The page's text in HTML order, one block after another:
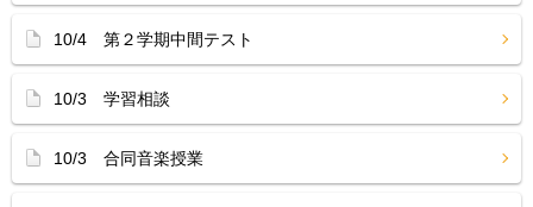
10/4 第２学期中間テスト
10/3 学習相談
10/3 合同音楽授業